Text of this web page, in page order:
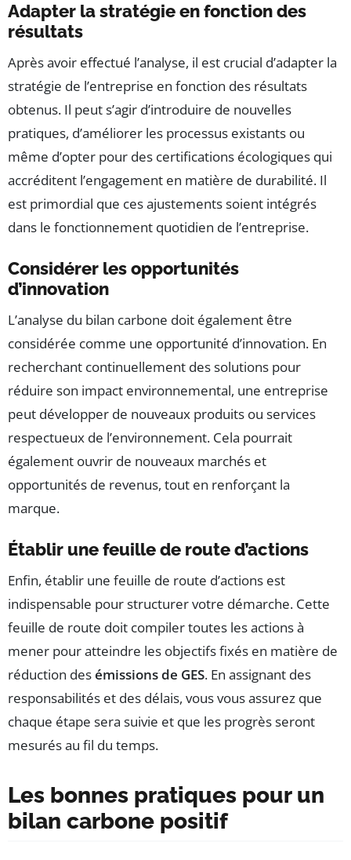
Adapter la stratégie en fonction des
résultats
Après avoir effectué l’analyse, il est crucial d’adapter la
stratégie de l’entreprise en fonction des résultats
obtenus. Il peut s’agir d’introduire de nouvelles
pratiques, d’améliorer les processus existants ou
même d’opter pour des certifications écologiques qui
accréditent l’engagement en matière de durabilité. Il
est primordial que ces ajustements soient intégrés
dans le fonctionnement quotidien de l’entreprise.
Considérer les opportunités
d’innovation
L’analyse du bilan carbone doit également être
considérée comme une opportunité d’innovation. En
recherchant continuellement des solutions pour
réduire son impact environnemental, une entreprise
peut développer de nouveaux produits ou services
respectueux de l’environnement. Cela pourrait
également ouvrir de nouveaux marchés et
opportunités de revenus, tout en renforçant la
marque.
Établir une feuille de route d’actions
Enfin, établir une feuille de route d’actions est
indispensable pour structurer votre démarche. Cette
feuille de route doit compiler toutes les actions à
mener pour atteindre les objectifs fixés en matière de
réduction desémissions de GES. En assignant des
responsabilités et des délais, vous vous assurez que
chaque étape sera suivie et que les progrès seront
mesurés au fil du temps.
Les bonnes pratiques pour un
bilan carbone positif